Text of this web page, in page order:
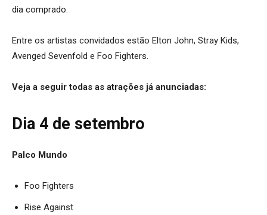
dia comprado.
Entre os artistas convidados estão Elton John, Stray Kids,
Avenged Sevenfold e Foo Fighters.
Veja a seguir todas as atrações já anunciadas:
Dia 4 de setembro
Palco Mundo
Foo Fighters
Rise Against